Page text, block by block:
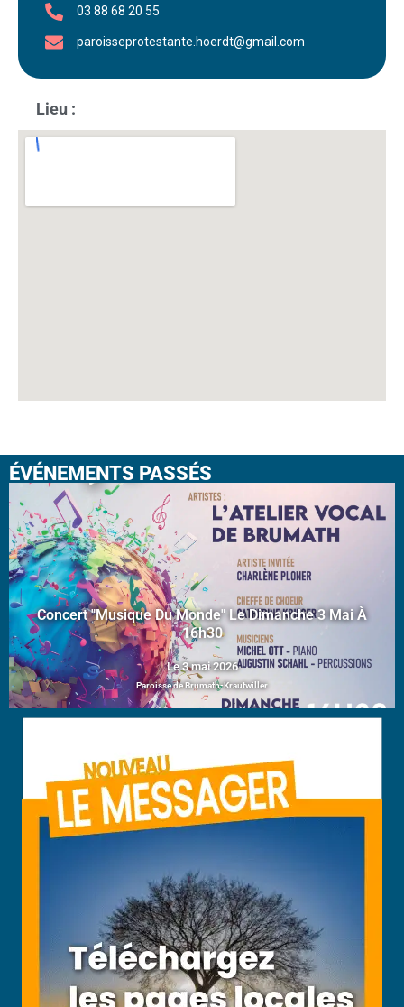
03 88 68 20 55
paroisseprotestante.hoerdt@gmail.com
Lieu :
ÉVÉNEMENTS PASSÉS
Concert "Musique Du Monde" Le Dimanche 3 Mai À
16h30
Le 3 mai 2026
Paroisse de Brumath-Krautwiller